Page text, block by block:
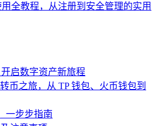
全教程，从注册到安全管理的实用
启数字资产新旅程
币之旅，从 TP 钱包、火币钱包到
一步步指南